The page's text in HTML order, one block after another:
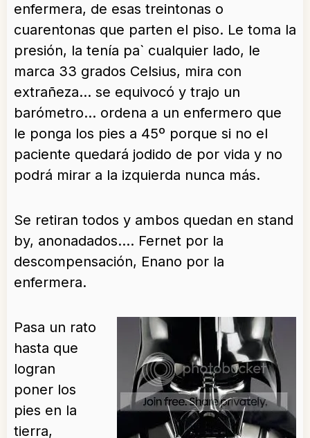
enfermera, de esas treintonas o
cuarentonas que parten el piso. Le toma la
presión, la tenía pa` cualquier lado, le
marca 33 grados Celsius, mira con
extrañeza… se equivocó y trajo un
barómetro… ordena a un enfermero que
le ponga los pies a 45º porque si no el
paciente quedará jodido de por vida y no
podrá mirar a la izquierda nunca más.
Se retiran todos y ambos quedan en stand
by, anonadados…. Fernet por la
descompensación, Enano por la
enfermera.
Pasa un rato
hasta que
logran
poner los
pies en la
tierra,